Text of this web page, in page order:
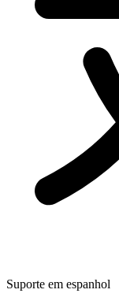
Suporte em espanhol